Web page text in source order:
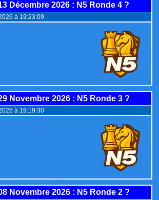
Décembre 2026 : N5 Ronde 4 ?
à 19:23:09
Novembre 2026: N5 Ronde 3 ?
à 19:19:30
Novembre 2026: N5 Ronde 2 ?